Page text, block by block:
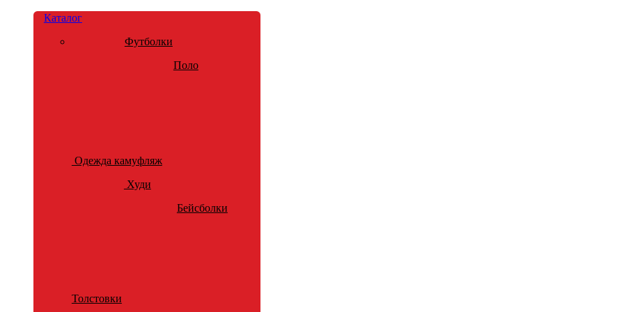
Каталог
Футболки
Поло
Одежда камуфляж
Худи
Бейсболки
Толстовки